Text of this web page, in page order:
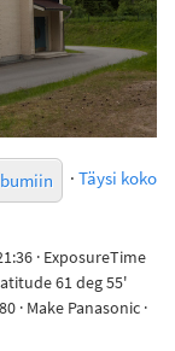
· Täysi koko
· ExposureTime
61 deg 55'
· Make Panasonic ·